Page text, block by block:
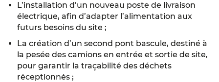
L’installation d’un nouveau poste de livraison
électrique, afin d’adapter l’alimentation aux
futurs besoins du site ;
La création d’un second pont bascule, destiné à
la pesée des camions en entrée et sortie de site,
pour garantir la traçabilité des déchets
réceptionnés ;